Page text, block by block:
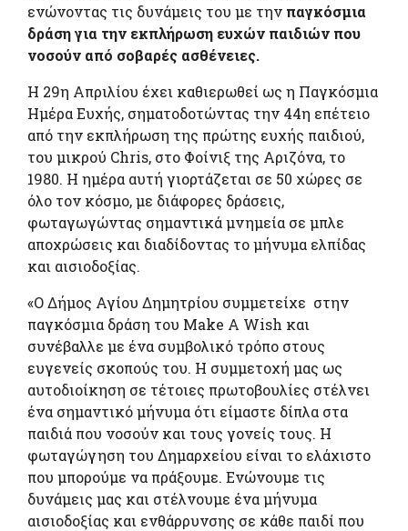
ενώνοντας τις δυνάμεις του με την παγκόσμια
δράση για την εκπλήρωση ευχών παιδιών που
νοσούν από σοβαρές ασθένειες.
Η 29η Απριλίου έχει καθιερωθεί ως η Παγκόσμια
Ημέρα Ευχής, σηματοδοτώντας την 44η επέτειο
από την εκπλήρωση της πρώτης ευχής παιδιού,
του μικρού Chris, στο Φοίνιξ της Αριζόνα, το
1980. Η ημέρα αυτή γιορτάζεται σε 50 χώρες σε
όλο τον κόσμο, με διάφορες δράσεις,
φωταγωγώντας σημαντικά μνημεία σε μπλε
αποχρώσεις και διαδίδοντας το μήνυμα ελπίδας
και αισιοδοξίας.
«Ο Δήμος Αγίου Δημητρίου συμμετείχε στην
παγκόσμια δράση του Make A Wish και
συνέβαλλε με ένα συμβολικό τρόπο στους
ευγενείς σκοπούς του. Η συμμετοχή μας ως
αυτοδιοίκηση σε τέτοιες πρωτοβουλίες στέλνει
ένα σημαντικό μήνυμα ότι είμαστε δίπλα στα
παιδιά που νοσούν και τους γονείς τους. Η
φωταγώγηση του Δημαρχείου είναι το ελάχιστο
που μπορούμε να πράξουμε. Ενώνουμε τις
δυνάμεις μας και στέλνουμε ένα μήνυμα
αισιοδοξίας και ενθάρρυνσης σε κάθε παιδί που